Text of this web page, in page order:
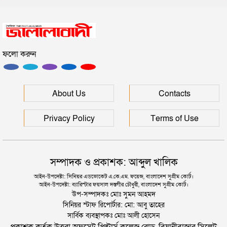
মানবপাচার নিয়ে সিলেটের ডিবির হাওরে সংঘর্ষ
ফলো করুন
About Us Contacts
Privacy Policy Terms of Use
সম্পাদক ও প্রকাশক: আব্দুল খালিক
আইন-উপদেষ্টা: সিনিয়র এডভোকেট এ.কে.এম. ফয়েজ, বাংলাদেশ সুপ্রীম কোর্ট।
আইন-উপদেষ্টা: ব্যারিস্টার ফয়সাল দস্তগীর চৌধুরী, বাংলাদেশ সুপ্রীম কোর্ট।
উপ-সম্পাদকঃ মোঃ সুমন আহমদ
সিনিয়র স্টাফ রিপোর্টার: মো: আবু তাহের
সার্বিক ব্যবস্থাপকঃ মোঃ আলী হোসেন